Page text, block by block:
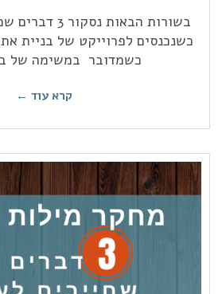
בשורות הבאות
כשנכנסים לפרוייקט של בניית
כשמדובר במשימה של
קרא עוד ←